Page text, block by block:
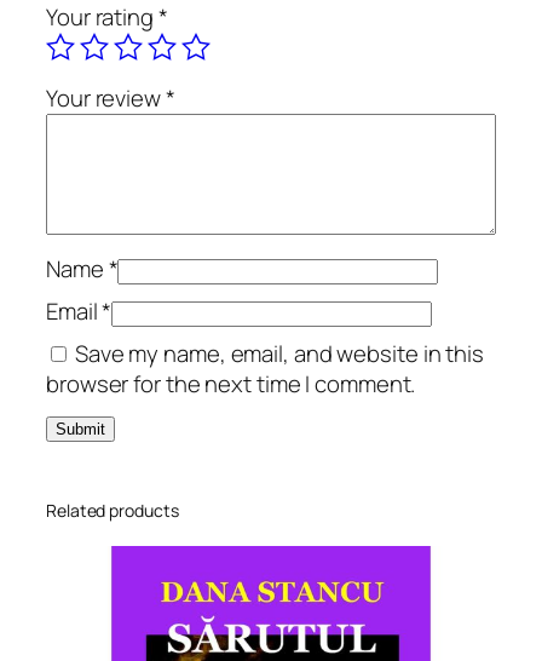
i
n
o
p
u
a
n
t
t
y
Your rating*
Your review*
Name*
Email*
Save my name, email, and website in this
browser for the next time I comment.
Related products